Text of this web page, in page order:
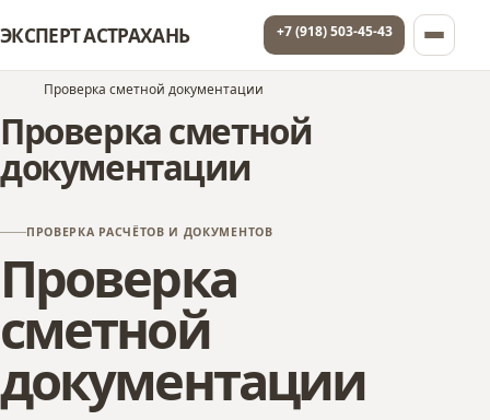
ЭКСПЕРТ АСТРАХАНЬ +7 (918) 503-45-43
Проверка сметной документации
Проверка сметной
документации
ПРОВЕРКА РАСЧЁТОВ И ДОКУМЕНТОВ
Проверка
сметной
документации